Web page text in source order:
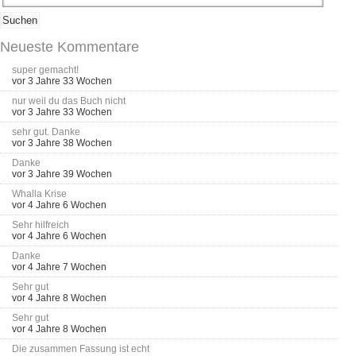
Neueste Kommentare
super gemacht!
vor 3 Jahre 33 Wochen
nur weil du das Buch nicht
vor 3 Jahre 33 Wochen
sehr gut. Danke
vor 3 Jahre 38 Wochen
Danke
vor 3 Jahre 39 Wochen
Whalla Krise
vor 4 Jahre 6 Wochen
Sehr hilfreich
vor 4 Jahre 6 Wochen
Danke
vor 4 Jahre 7 Wochen
Sehr gut
vor 4 Jahre 8 Wochen
Sehr gut
vor 4 Jahre 8 Wochen
Die zusammen Fassung ist echt